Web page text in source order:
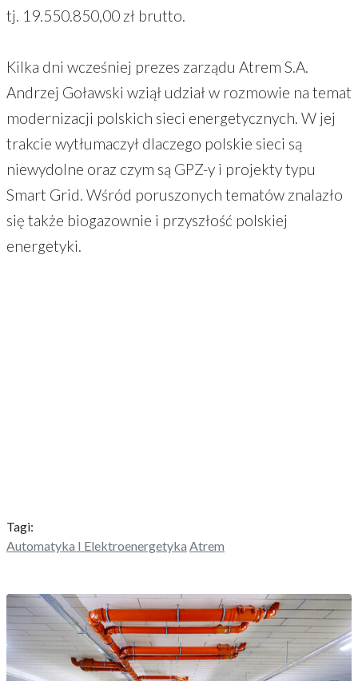
tj. 19.550.850,00 zł brutto.
Kilka dni wcześniej prezes zarządu Atrem S.A.
Andrzej Goławski wziął udział w rozmowie na temat
modernizacji polskich sieci energetycznych. W jej
trakcie wytłumaczył dlaczego polskie sieci są
niewydolne oraz czym są GPZ-y i projekty typu
Smart Grid. Wśród poruszonych tematów znalazło
się także biogazownie i przyszłość polskiej
energetyki.
Tagi:
Automatyka I Elektroenergetyka Atrem